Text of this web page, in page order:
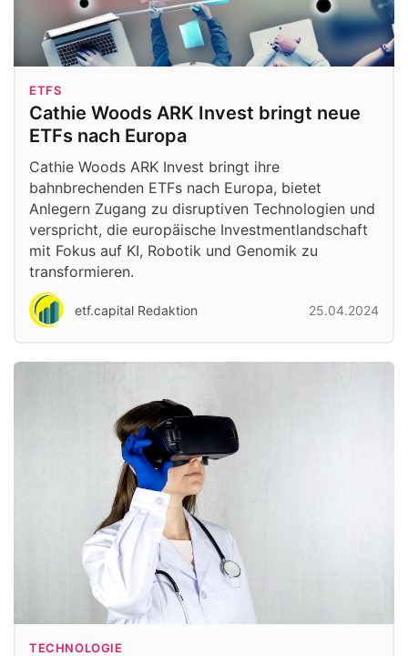
ETFS
Cathie Woods ARK Invest bringt neue
ETFs nach Europa
Cathie Woods ARK Invest bringt ihre
bahnbrechenden ETFs nach Europa, bietet
Anlegern Zugang zu disruptiven Technologien und
verspricht, die europäische Investmentlandschaft
mit Fokus auf KI, Robotik und Genomik zu
transformieren.
etf.capital Redaktion 25.04.2024
TECHNOLOGIE